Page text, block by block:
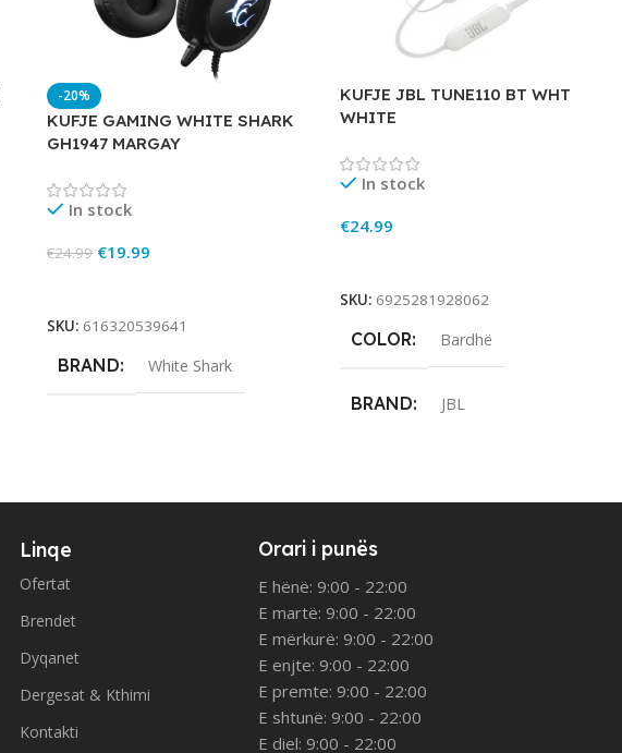
-20%
KUFJE GAMING WHITE SHARK
GH1947 MARGAY
In stock
€24.99 €19.99
SKU: 616320539641
BRAND White Shark
KUFJE JBL TUNE110 BT WHT
WHITE
In stock
€24.99
SKU: 6925281928062
COLOR Bardhë
BRAND JBL
Linqe
Ofertat
Brendet
Dyqanet
Dergesat & Kthimi
Kontakti
Orari i punës
E hënë: 9:00 - 22:00
E martë: 9:00 - 22:00
E mërkurë: 9:00 - 22:00
E enjte: 9:00 - 22:00
E premte: 9:00 - 22:00
E shtunë: 9:00 - 22:00
E diel: 9:00 - 22:00